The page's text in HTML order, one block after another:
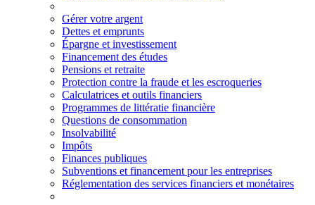
Gérer votre argent
Dettes et emprunts
Épargne et investissement
Financement des études
Pensions et retraite
Protection contre la fraude et les escroqueries
Calculatrices et outils financiers
Programmes de littératie financière
Questions de consommation
Insolvabilité
Impôts
Finances publiques
Subventions et financement pour les entreprises
Réglementation des services financiers et monétaires